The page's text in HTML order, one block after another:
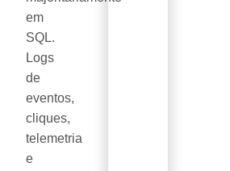
em
SQL.
Logs
de
eventos,
cliques,
telemetria
e